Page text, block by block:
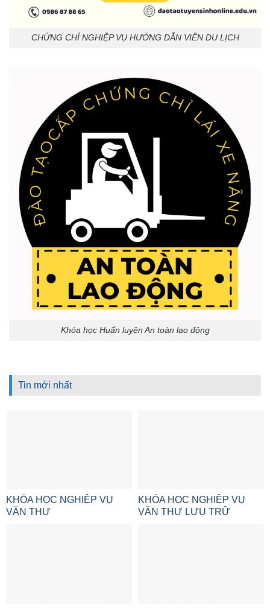
CHỨNG CHỈ NGHIỆP VỤ HƯỚNG DẪN VIÊN DU LỊCH
Khóa học Huấn luyện An toàn lao động
Tin mới nhất
KHÓA HỌC NGHIỆP VỤ
VĂN THƯ
KHÓA HỌC NGHIỆP VỤ
VĂN THƯ LƯU TRỮ